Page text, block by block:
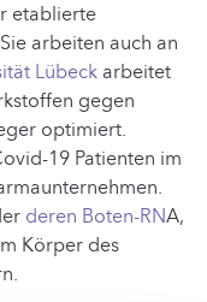
etablierte
arbeiten auch an
Lübeck arbeitet
gegen
optimiert.
19 Patienten im
deren Boten-RNA,
Körper des